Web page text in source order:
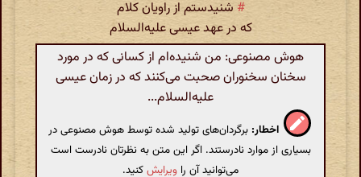
# شنیدستم از راویان کلام
که در عهد عیسی علیه‌السلام
هوش مصنوعی: من شنیده‌ام از کسانی که در مورد
سخنان سخنوران صحبت می‌کنند که در زمان عیسی
علیه‌السلام...
اخطار: برگردان‌های تولید شده توسط هوش مصنوعی در
بسیاری از موارد نادرستند. اگر این متن به نظرتان نادرست است
می‌توانید آن را ویرایشکنید.